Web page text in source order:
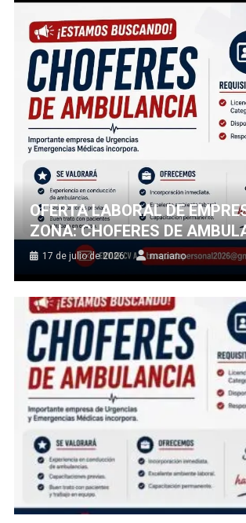
OFERTA LABORAL DE
ZONA: CHOFERES DE
17 de julio de 2026 mariano